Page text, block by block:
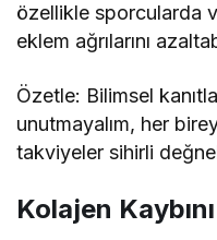
özellikle sporcularda
eklem ağrılarını
Özetle: Bilimsel
unutmayalım, her
takviyeler sihirli
Kolajen